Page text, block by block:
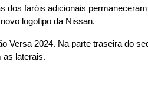
dos faróis adicionais
logotipo da Nissan.
Versa 2024. Na parte traseira do
as laterais.